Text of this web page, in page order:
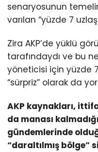
senaryosunun
varılan “yüzde 7
Zira AKP’de yüklü
tarafındaydı ve bu
yöneticisi için yüzde
“sürpriz” olarak da
AKP kaynakları,
da manası
gündemlerinde
“daraltılmış bölge”